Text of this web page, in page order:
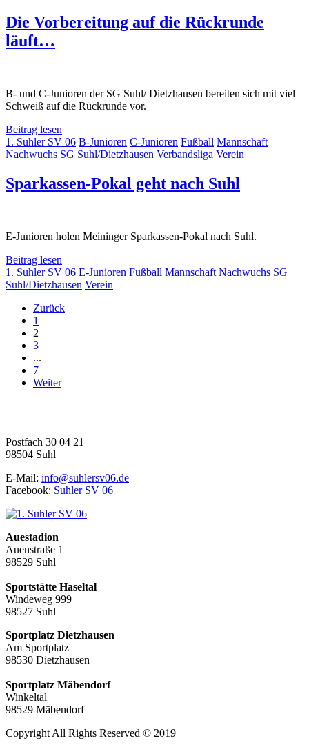
Die Vorbereitung auf die Rückrunde
läuft…
B- und C-Junioren der SG Suhl/ Dietzhausen bereiten sich mit viel
Schweiß auf die Rückrunde vor.
Beitrag lesen
1. Suhler SV 06 B-Junioren C-Junioren Fußball Mannschaft
Nachwuchs SG Suhl/Dietzhausen Verbandsliga Verein
Sparkassen-Pokal geht nach Suhl
E-Junioren holen Meininger Sparkassen-Pokal nach Suhl.
Beitrag lesen
1. Suhler SV 06 E-Junioren Fußball Mannschaft Nachwuchs SG
Suhl/Dietzhausen Verein
Zurück
1
2
3
...
7
Weiter
Postfach 30 04 21
98504 Suhl
E-Mail: info@suhlersv06.de
Facebook: Suhler SV 06
Auestadion
Auenstraße 1
98529 Suhl
Sportstätte Haseltal
Windeweg 999
98527 Suhl
Sportplatz Dietzhausen
Am Sportplatz
98530 Dietzhausen
Sportplatz Mäbendorf
Winkeltal
98529 Mäbendorf
Copyright All Rights Reserved © 2019